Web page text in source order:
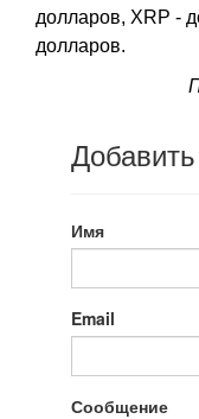
долларов, XRP -
долларов.
Имя
Email
Сообщение